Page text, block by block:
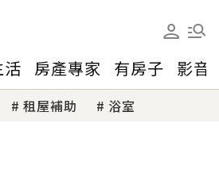
活 房產專家 有房子 影音
租屋補助 浴室